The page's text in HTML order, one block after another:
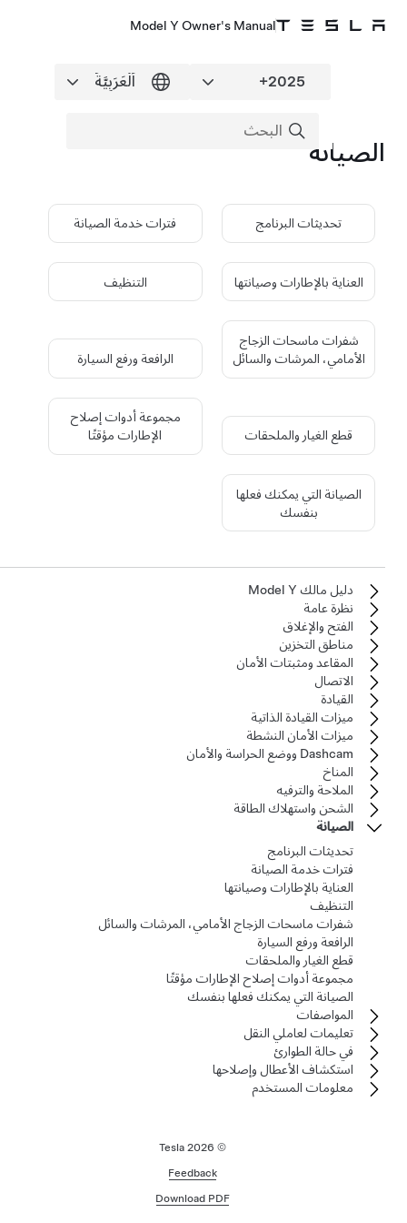
Model Y Owner's Manual
الصيانة
تحديثات البرنامج فترات خدمة الصيانة
العناية بالإطارات وصيانتها التنظيف
شفرات ماسحات الزجاج
الأمامي، المرشات والسائل
الرافعة ورفع السيارة
قطع الغيار والملحقات
مجموعة أدوات إصلاح
الإطارات مؤقتًا
الصيانة التي يمكنك فعلها
بنفسك
دليل مالك Model Y
نظرة عامة
الفتح والإغلاق
مناطق التخزين
المقاعد ومثبتات الأمان
الاتصال
القيادة
ميزات القيادة الذاتية
ميزات الأمان النشطة
Dashcam ووضع الحراسة والأمان
المناخ
الملاحة والترفيه
الشحن واستهلاك الطاقة
الصيانة
تحديثات البرنامج
فترات خدمة الصيانة
العناية بالإطارات وصيانتها
التنظيف
شفرات ماسحات الزجاج الأمامي، المرشات والسائل
الرافعة ورفع السيارة
قطع الغيار والملحقات
مجموعة أدوات إصلاح الإطارات مؤقتًا
الصيانة التي يمكنك فعلها بنفسك
المواصفات
تعليمات لعاملي النقل
في حالة الطوارئ
استكشاف الأعطال وإصلاحها
معلومات المستخدم
2026
Feedback
Download PDF